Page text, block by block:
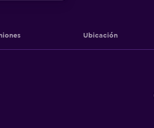
Ubicación